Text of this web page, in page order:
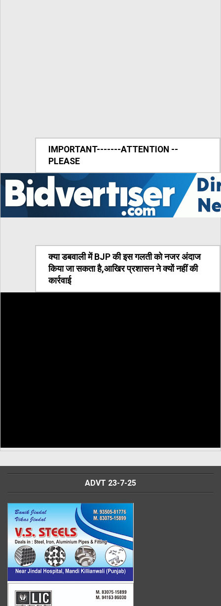
IMPORTANT-------ATTENTION --
PLEASE
क्या डबवाली में BJP की इस गलती को नजर अंदाज
किया जा सकता है,आखिर प्रशासन ने क्यों नहीं की
कार्रवाई
ADVT 23-7-25